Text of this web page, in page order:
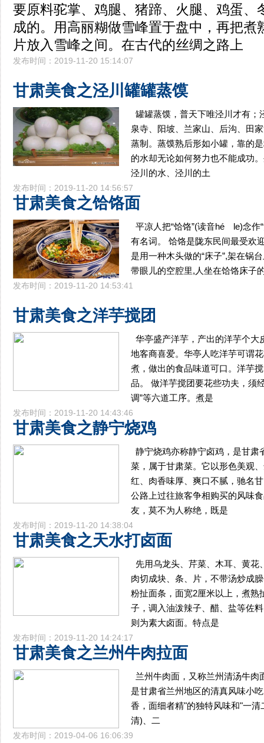
要原料驼掌、鸡腿、猪蹄、火腿、鸡蛋、
成的。用高丽糊做雪峰置于盘中，再把煮
片放入雪峰之间。在古代的丝绸之路上
发布时间：2019-11-20 15:14:07
甘肃美食之泾川罐罐蒸馍
罐罐蒸馍，普天下唯泾川才有；
泉寺、阳坡、兰家山、后沟、田
蒸制。蒸馍熟后形如小罐，靠的
的水却无论如何努力也不能成功
泾川的水、泾川的土
发布时间：2019-11-20 14:56:57
甘肃美食之饸饹面
平凉人把“饸饹”(读音hé le)念作
有名词。 饸饹是陇东民间最受欢
是用一种木头做的“床子”,架在锅
带眼儿的空腔里,人坐在饸饹床子
发布时间：2019-11-20 14:53:41
甘肃美食之洋芋搅团
华亭盛产洋芋，产出的洋芋个大
地客商喜爱。华亭人吃洋芋可谓
煮，做出的食品味道可口。洋芋
品。 做洋芋搅团要花些功夫，须
调”等六道工序。煮是
发布时间：2019-11-20 14:43:46
甘肃美食之静宁烧鸡
静宁烧鸡亦称静宁卤鸡，是甘肃
菜，属于甘肃菜。它以形色美观
红、肉香味厚、爽口不腻，驰名
公路上过往旅客争相购买的风味
友，莫不为人称绝，既是
发布时间：2019-11-20 14:38:04
甘肃美食之天水打卤面
先用乌龙头、芹菜、木耳、黄花
肉切成块、条、片，不带汤炒成
粉扯面条，面宽2厘米以上，煮熟
子，调入油泼辣子、醋、盐等佐
则为素大卤面。特点是
发布时间：2019-11-20 14:24:17
甘肃美食之兰州牛肉拉面
兰州牛肉面，又称兰州清汤牛肉
是甘肃省兰州地区的清真风味小
香，面细者精"的独特风味和"一
清)、二
发布时间：2019-04-06 16:06:39